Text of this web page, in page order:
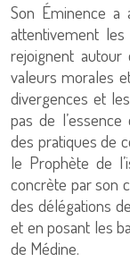
Son Éminence a
attentivement
rejoignent
valeurs morales
divergences et
pas de
des pratiques de
le Prophète de
concrète par son
des délégations
et en posant les
de Médine.